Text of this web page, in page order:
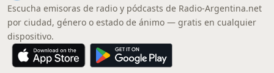
Escucha emisoras de radio y pódcasts de Radio-Argentina.net
por ciudad, género o estado de ánimo — gratis en cualquier
dispositivo.